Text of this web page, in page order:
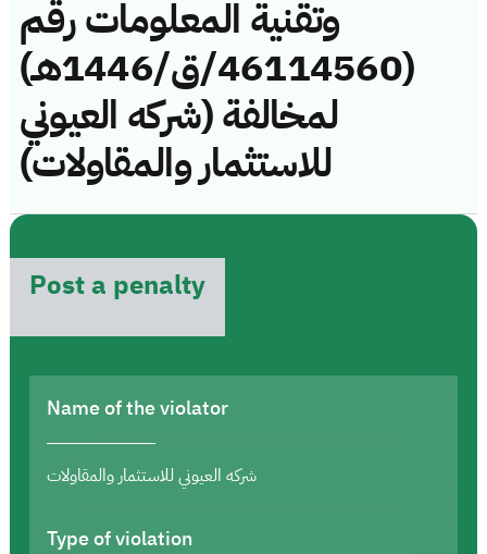
وتقنية المعلومات رقم
(46114560/ق/1446هـ)
لمخالفة (شركه العيوني
للاستثمار والمقاولات)
Post a penalty
Name of the violator
شركه العيوني للاستثمار والمقاولات
Type of violation